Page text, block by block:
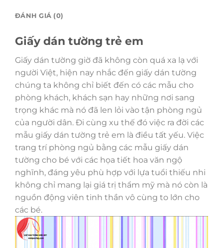
ĐÁNH GIÁ (0)
Giấy dán tường trẻ em
Giấy dán tường giờ đã không còn quá xa lạ với
người Việt, hiện nay nhắc đến giấy dán tường
chúng ta không chỉ biết đến có các mẫu cho
phòng khách, khách sạn hay những nơi sang
trọng khác mà nó đã len lỏi vào tận phòng ngủ
của người dân. Đi cùng xu thế đó việc ra đời các
mẫu giấy dán tường trẻ em là điều tất yếu. Việc
trang trí phòng ngủ bằng các mẫu giấy dán
tường cho bé với các họa tiết hoa văn ngộ
nghĩnh, đáng yêu phù hợp với lựa tuổi thiếu nhi
không chỉ mang lại giá trị thẩm mỹ mà nó còn là
nguồn động viên tinh thần vô cùng to lớn cho
các bé.